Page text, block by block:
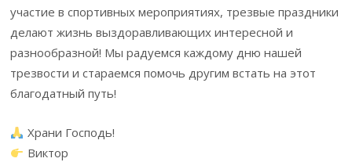
участие в спортивных мероприятиях, трезвые праздники
делают жизнь выздоравливающих интересной и
разнообразной! Мы радуемся каждому дню нашей
трезвости и стараемся помочь другим встать на этот
благодатный путь!
Храни Господь!
Виктор